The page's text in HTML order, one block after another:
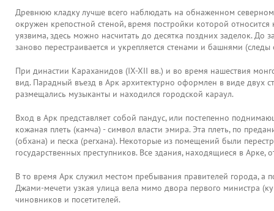
Древнюю кладку лучше всего наблюдать на обнаженном
окружен крепостной стеной, время постройки которой
уязвима, здесь можно насчитать до десятка поздних заделок.
заново перестраивается и укрепляется стенами и башнями
При династии Караханидов (IX-XII вв.) и во время нашествия
вид. Парадный въезд в Арк архитектурно оформлен в виде двух
размещались музыканты и находился городской караул.
Вход в Арк представляет собой пандус, или постепенно
кожаная плеть (камча) - символ власти эмира. Эта плеть, по
(обхана) и песка (регхана). Некоторые из помещений были
государственных преступников. Все здания, находящиеся в
В то время Арк служил местом пребывания правителей города, а
Джами-мечети узкая улица вела мимо двора первого министра
чиновников и посетителей.